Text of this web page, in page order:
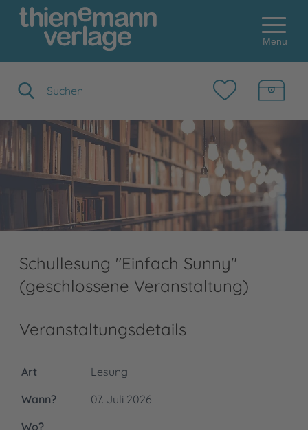
Menu
Schullesung "Einfach Sunny"
(geschlossene Veranstaltung)
Veranstaltungsdetails
Art
Lesung
Wann?
07. Juli 2026
Wo?